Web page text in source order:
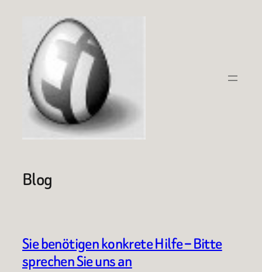
springen
Blog
Sie benötigen konkrete Hilfe – Bitte
sprechen Sie uns an